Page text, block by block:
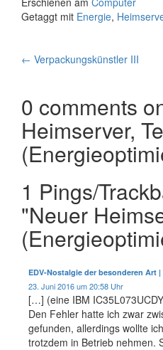
Getaggt mit Energie,
← Verpackungskünstler III
0 comments
Heimserver,
1 Pings/
"Neuer
EDV-Nostalgie der besonderen Art
23. Juni 2016 um 20:58 Uhr
[…] (eine IBM
Den Fehler hatte ich zwar
gefunden, allerdings wollte
trotzdem in Betrieb nehmen.